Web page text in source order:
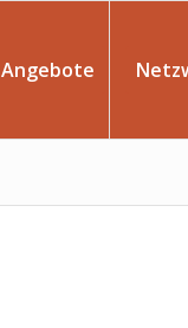
Angebote